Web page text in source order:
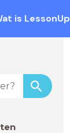
is LessonUp